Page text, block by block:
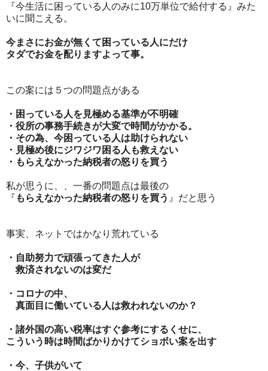
『今生活に困っている人のみに10万単位で給付する』みた
いに聞こえる。
今まさにお金が無くて困っている人にだけ
タダでお金を配りますよって事。
この案には５つの問題点がある
・困っている人を見極める基準が不明確
・役所の事務手続きが大変で時間がかかる。
・その為、今困っている人は助けられない
・見極め後にジワジワ困る人も救えない
・もらえなかった納税者の怒りを買う
私が思うに、、一番の問題点は最後の
『 もらえなかった納税者の怒りを買う 』だと思う
事実、ネットではかなり荒れている
・自助努力で頑張ってきた人が
救済されないのは変だ
・コロナの中、
真面目に働いている人は救われないのか？
・諸外国の高い税率はすぐ参考にするくせに、
こういう時は時間ばかりかけてショボい案を出す
・今、子供がいて